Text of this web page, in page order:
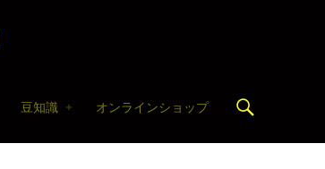
豆知識 オンラインショップ